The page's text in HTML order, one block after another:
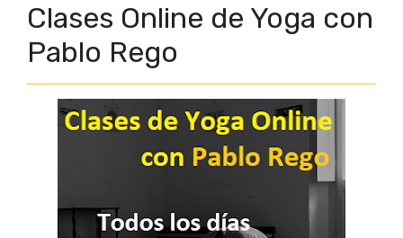
Clases Online de Yoga con
Pablo Rego